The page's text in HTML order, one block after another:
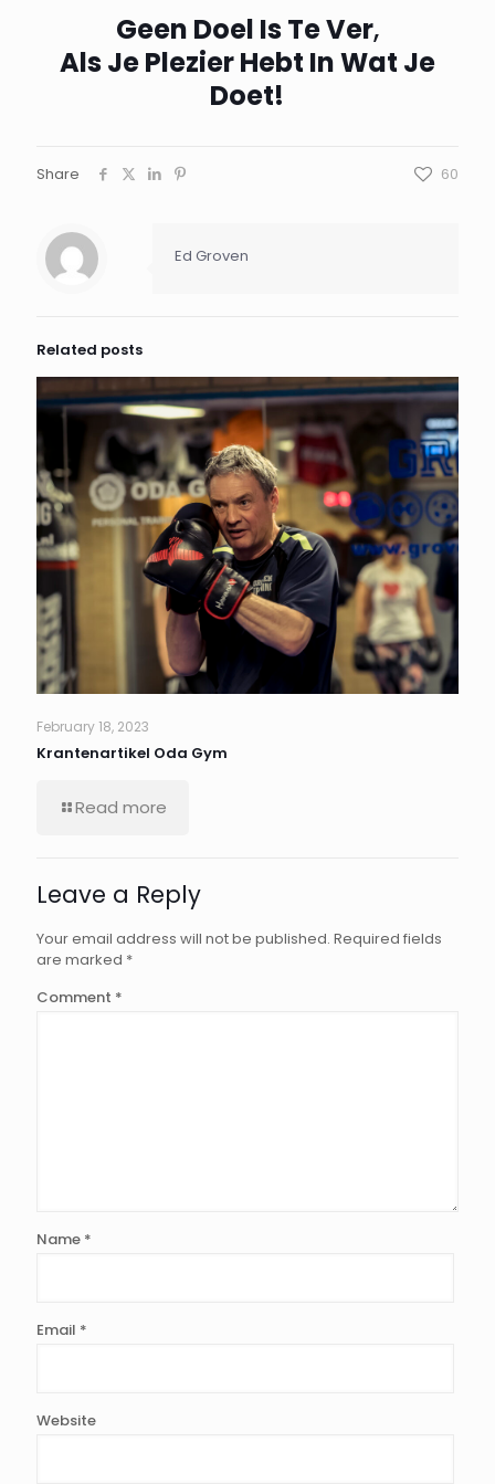
Geen Doel Is Te Ver,
Als Je Plezier Hebt In Wat Je
Doet!
Share 60
Ed Groven
Related posts
February 18, 2023
Krantenartikel Oda Gym
Read more
Leave a Reply
Your email address will not be published. Required fields
are marked *
Comment *
Name *
Email *
Website